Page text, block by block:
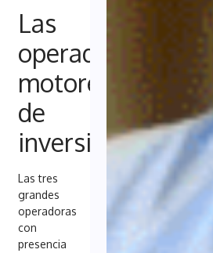
Las
operadoras,
motores
de
inversión
Las tres
grandes
operadoras
con
presencia